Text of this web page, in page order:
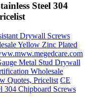
Steel 304
Drywall Screws
Yellow Zinc Plated
Metal Stud Drywall
Wholesale
Quotes, Pricelist CE
304 Chipboard Screws